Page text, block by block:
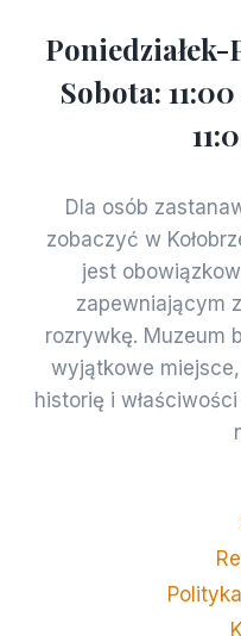
Sobota:
Dla osób
zobaczyć w
jest
zapewniającym
rozrywkę. Muzeum
wyjątkowe
historię i